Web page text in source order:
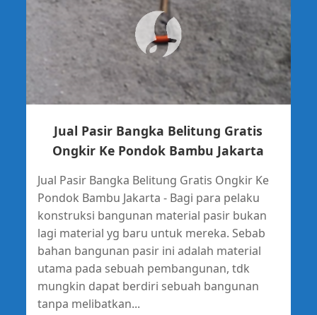
Jual Pasir Bangka Belitung Gratis
Ongkir Ke Pondok Bambu Jakarta
Jual Pasir Bangka Belitung Gratis Ongkir Ke
Pondok Bambu Jakarta - Bagi para pelaku
konstruksi bangunan material pasir bukan
lagi material yg baru untuk mereka. Sebab
bahan bangunan pasir ini adalah material
utama pada sebuah pembangunan, tdk
mungkin dapat berdiri sebuah bangunan
tanpa melibatkan...